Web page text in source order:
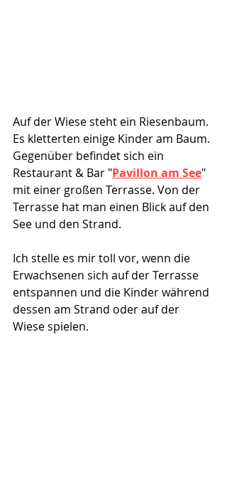
Auf der Wiese steht ein Riesenbaum.
Es kletterten einige Kinder am Baum.
Gegenüber befindet sich ein
Restaurant & Bar "Pavillon am See"
mit einer großen Terrasse. Von der
Terrasse hat man einen Blick auf den
See und den Strand.
Ich stelle es mir toll vor, wenn die
Erwachsenen sich auf der Terrasse
entspannen und die Kinder während
dessen am Strand oder auf der
Wiese spielen.